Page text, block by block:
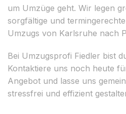
um Umzüge geht. Wir legen
sorgfältige und
Umzugs von Karlsruhe nach
Bei Umzugsprofi Fiedler bist
Kontaktiere uns noch heute
Angebot und lasse uns
stressfrei und effizient